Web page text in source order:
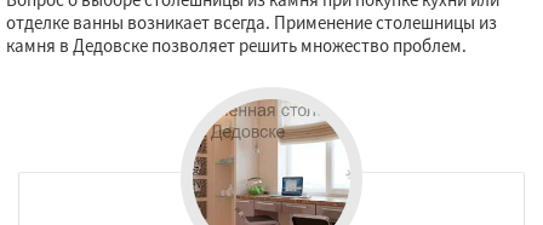
отделке ванны возникает всегда. Применение столешницы из
камня в Дедовске позволяет решить множество проблем.